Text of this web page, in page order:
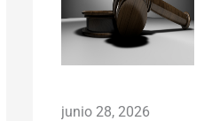
junio 28, 2026